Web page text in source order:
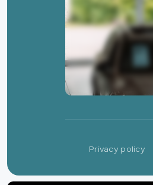
Privacy policy